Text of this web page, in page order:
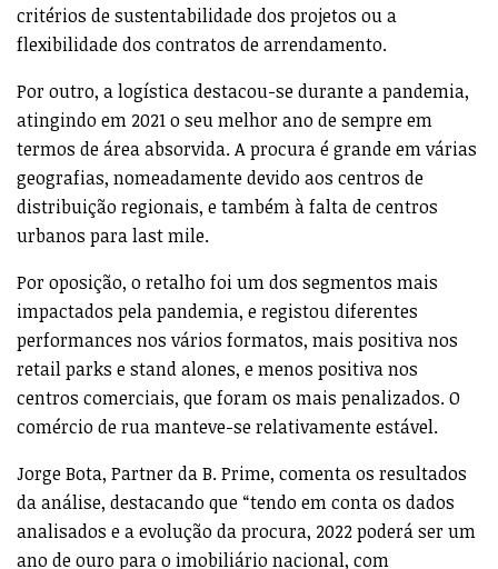
critérios de sustentabilidade dos projetos ou a
flexibilidade dos contratos de arrendamento.
Por outro, a logística destacou-se durante a pandemia,
atingindo em 2021 o seu melhor ano de sempre em
termos de área absorvida. A procura é grande em várias
geografias, nomeadamente devido aos centros de
distribuição regionais, e também à falta de centros
urbanos para last mile.
Por oposição, o retalho foi um dos segmentos mais
impactados pela pandemia, e registou diferentes
performances nos vários formatos, mais positiva nos
retail parks e stand alones, e menos positiva nos
centros comerciais, que foram os mais penalizados. O
comércio de rua manteve-se relativamente estável.
Jorge Bota, Partner da B. Prime, comenta os resultados
da análise, destacando que “tendo em conta os dados
analisados e a evolução da procura, 2022 poderá ser um
ano de ouro para o imobiliário nacional, com